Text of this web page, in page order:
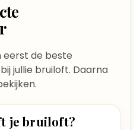
eerst de beste
jullie bruiloft. Daarna
je bruiloft?